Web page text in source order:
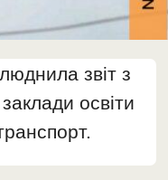
звіт з
освіти